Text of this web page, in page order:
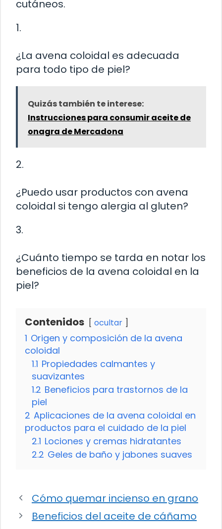
cutáneos.
1.
¿La avena coloidal es adecuada
para todo tipo de piel?
Quizás también te interese:
Instrucciones para consumir aceite de
onagra de Mercadona
2.
¿Puedo usar productos con avena
coloidal si tengo alergia al gluten?
3.
¿Cuánto tiempo se tarda en notar los
beneficios de la avena coloidal en la
piel?
Contenidos ocultar
1 Origen y composición de la avena
coloidal
1.1 Propiedades calmantes y
suavizantes
1.2 Beneficios para trastornos de la
piel
2 Aplicaciones de la avena coloidal en
productos para el cuidado de la piel
2.1 Lociones y cremas hidratantes
2.2 Geles de baño y jabones suaves
Cómo quemar incienso en grano
Beneficios del aceite de cáñamo